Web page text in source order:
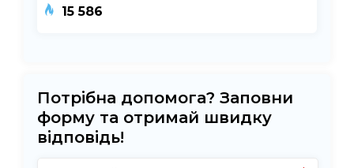
15 586
Потрібна допомога? Заповни
форму та отримай швидку
відповідь!